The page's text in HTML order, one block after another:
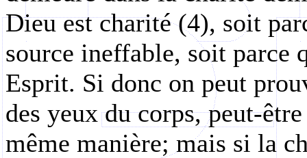
Dieu est charité (4), soit
source ineffable, soit parce
Esprit. Si donc on peut
des yeux du corps, peut-
même manière; mais si la